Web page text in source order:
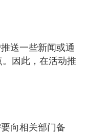
送一些新闻或通
因此，在活动推
向相关部门备